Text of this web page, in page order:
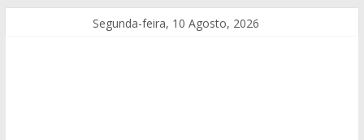
Segunda-feira, 10 Agosto, 2026